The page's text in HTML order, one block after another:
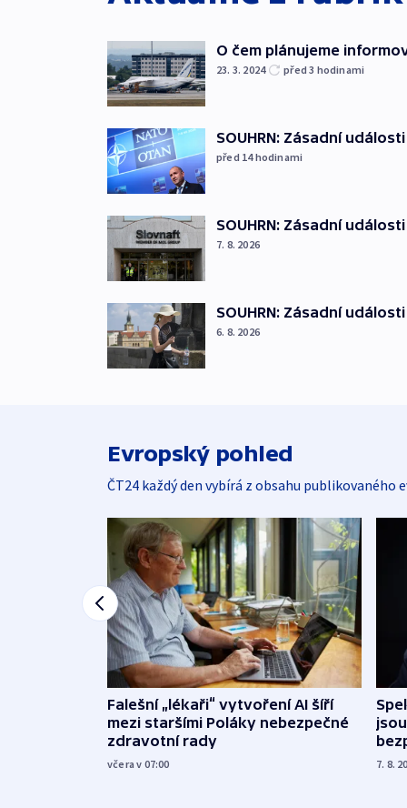
O čem plánujeme
23. 3. 2024 před 3 hodinami
SOUHRN: Zásadní
před 14hodinami
SOUHRN: Zásadní
7. 8. 2026
SOUHRN: Zásadní
6. 8. 2026
Evropský pohled
ČT24 každý den vybírá z obsahu
Falešní „lékaři“ vytvoření AI šíří
mezi staršími Poláky nebezpečné
zdravotní rady
včera v 07:00 7. 8.